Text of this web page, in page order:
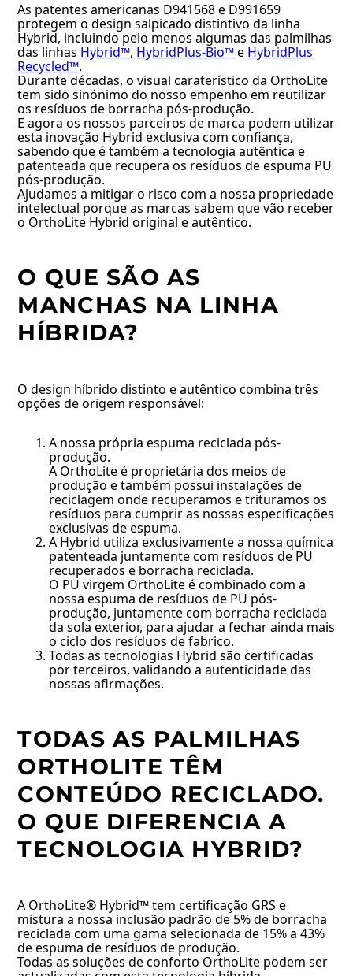
As patentes americanas D941568 e D991659
protegem o design salpicado distintivo da linha
Hybrid, incluindo pelo menos algumas das palmilhas
das linhas Hybrid™, HybridPlus-Bio™e HybridPlus
Recycled™.
Durante décadas, o visual caraterístico da OrthoLite
tem sido sinónimo do nosso empenho em reutilizar
os resíduos de borracha pós-produção.
E agora os nossos parceiros de marca podem utilizar
esta inovação Hybrid exclusiva com confiança,
sabendo que é também a tecnologia autêntica e
patenteada que recupera os resíduos de espuma PU
pós-produção.
Ajudamos a mitigar o risco com a nossa propriedade
intelectual porque as marcas sabem que vão receber
o OrthoLite Hybrid original e autêntico.
O QUE SÃO AS
MANCHAS NA LINHA
HÍBRIDA?
O design híbrido distinto e autêntico combina três
opções de origem responsável:
A nossa própria espuma reciclada pós-
produção.
A OrthoLite é proprietária dos meios de
produção e também possui instalações de
reciclagem onde recuperamos e trituramos os
resíduos para cumprir as nossas especificações
exclusivas de espuma.
A Hybrid utiliza exclusivamente a nossa química
patenteada juntamente com resíduos de PU
recuperados e borracha reciclada.
O PU virgem OrthoLite é combinado com a
nossa espuma de resíduos de PU pós-
produção, juntamente com borracha reciclada
da sola exterior, para ajudar a fechar ainda mais
o ciclo dos resíduos de fabrico.
Todas as tecnologias Hybrid são certificadas
por terceiros, validando a autenticidade das
nossas afirmações.
TODAS AS PALMILHAS
ORTHOLITE TÊM
CONTEÚDO RECICLADO.
O QUE DIFERENCIA A
TECNOLOGIA HYBRID?
A OrthoLite® Hybrid™ tem certificação GRS e
mistura a nossa inclusão padrão de 5% de borracha
reciclada com uma gama selecionada de 15% a 43%
de espuma de resíduos de produção.
Todas as soluções de conforto OrthoLite podem ser